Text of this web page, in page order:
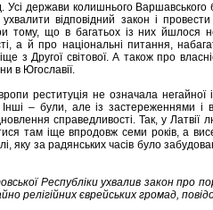
Усі держави колишнього
відповідний закон і
тому, що в багатьох із них йшлося
а й про національні питання,
з Другої світової. А також про
в Югославії.
реституція не означала негайної
– були, але із застереженнями і
справедливості. Так, у
там іще впродовж семи років, а
яку за радянських часів було
Республіки ухвалив закон про
релігійних єврейських громад,